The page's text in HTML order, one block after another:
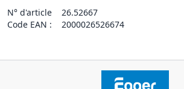
N° d'article
26.52667
Code EAN :
2000026526674